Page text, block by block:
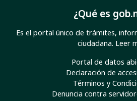
¿Qué es
Es el portal único de trámites,
ciudadana. Leer
Portal de datos
Declaración de
Términos y
Denuncia contra